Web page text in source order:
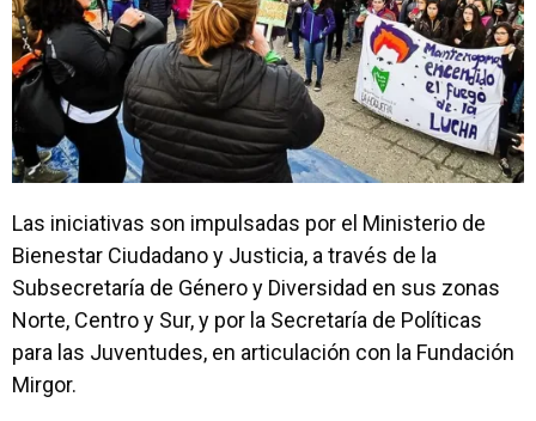
Las iniciativas son impulsadas por el Ministerio de
Bienestar Ciudadano y Justicia, a través de la
Subsecretaría de Género y Diversidad en sus zonas
Norte, Centro y Sur, y por la Secretaría de Políticas
para las Juventudes, en articulación con la Fundación
Mirgor.